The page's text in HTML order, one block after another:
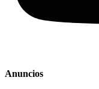
Anuncios